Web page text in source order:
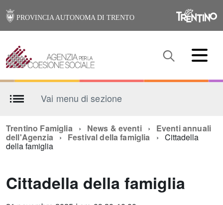
PROVINCIA AUTONOMA DI TRENTO
Vai menu di sezione
Trentino Famiglia News & eventi Eventi annuali
dell'Agenzia Festival della famiglia Cittadella
della famiglia
Cittadella della famiglia